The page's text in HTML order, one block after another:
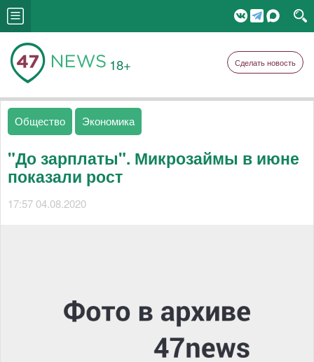
18+ Сделать новость
Общество Экономика
"До зарплаты". Микрозаймы в июне
показали рост
17:57 04.08.2020